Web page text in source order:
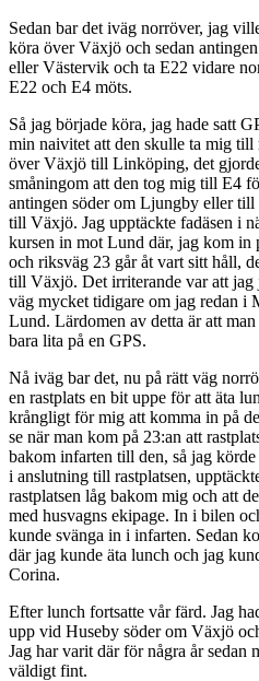
Sedan bar det iväg norröver, jag
köra över Växjö och sedan
eller Västervik och ta E22 vidare
E22 och E4 möts.
Så jag började köra, jag hade satt
min naivitet att den skulle ta mig
över Växjö till Linköping, det
småningom att den tog mig till E4
antingen söder om Ljungby eller
till Växjö. Jag upptäckte fadäsen i
kursen in mot Lund där, jag kom
och riksväg 23 går åt vart sitt håll,
till Växjö. Det irriterande var att jag
väg mycket tidigare om jag redan i
Lund. Lärdomen av detta är att
bara lita på en GPS.
Nå iväg bar det, nu på rätt väg
en rastplats en bit uppe för att äta
krångligt för mig att komma in på
se när man kom på 23:an att
bakom infarten till den, så jag
i anslutning till rastplatsen,
rastplatsen låg bakom mig och att
med husvagns ekipage. In i bilen
kunde svänga in i infarten. Sedan
där jag kunde äta lunch och jag
Corina.
Efter lunch fortsatte vår färd. Jag
upp vid Huseby söder om Växjö
Jag har varit där för några år sedan
väldigt fint.